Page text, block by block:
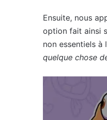
Ensuite, nous
option fait ainsi
non essentiels à
quelque chose